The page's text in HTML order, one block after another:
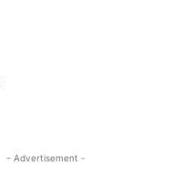
- Advertisement -